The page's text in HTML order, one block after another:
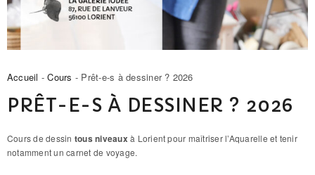
Accueil -Cours - Prêt-e-s à dessiner ? 2026
PRÊT-E-S À DESSINER ? 2026
Cours de dessin tous niveauxà Lorient pour maîtriser l’Aquarelle et tenir
notamment un carnet de voyage.